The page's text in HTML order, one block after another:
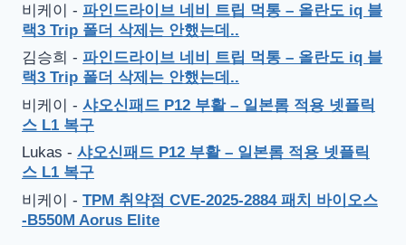
비케이 - 파인드라이브 네비 트립 먹통 – 올란도 iq 블
랙3 Trip 폴더 삭제는 안했는데..
김승희 - 파인드라이브 네비 트립 먹통 – 올란도 iq 블
랙3 Trip 폴더 삭제는 안했는데..
비케이 - 샤오신패드 P12 부활 – 일본롬 적용 넷플릭
스 L1 복구
Lukas - 샤오신패드 P12 부활 – 일본롬 적용 넷플릭
스 L1 복구
비케이 - TPM 취약점 CVE-2025-2884 패치 바이오스
-B550M Aorus Elite